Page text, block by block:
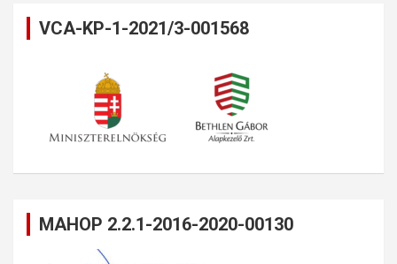
VCA-KP-1-2021/3-001568
MAHOP 2.2.1-2016-2020-00130